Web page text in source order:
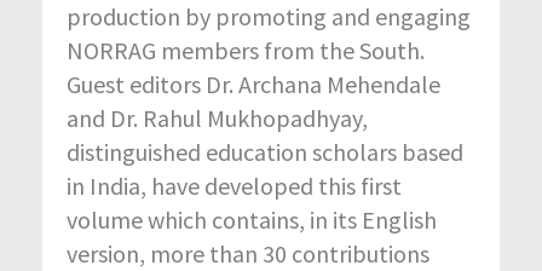
production by promoting and engaging
NORRAG members from the South.
Guest editors Dr. Archana Mehendale
and Dr. Rahul Mukhopadhyay,
distinguished education scholars based
in India, have developed this first
volume which contains, in its English
version, more than 30 contributions